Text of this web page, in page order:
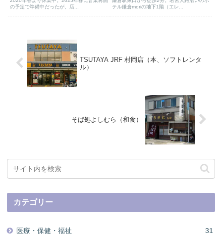
の予定で準備中だったが、店...
テル鎌倉moriの地下1階（エレ...
TSUTAYA JRF 村岡店（本、ソフトレンタ
ル）
そば処よしむら（和食）
カテゴリー
医療・保健・福祉 31